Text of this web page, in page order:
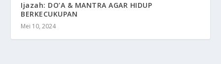
Ijazah: DO’A & MANTRA AGAR HIDUP
BERKECUKUPAN
Mei 10, 2024